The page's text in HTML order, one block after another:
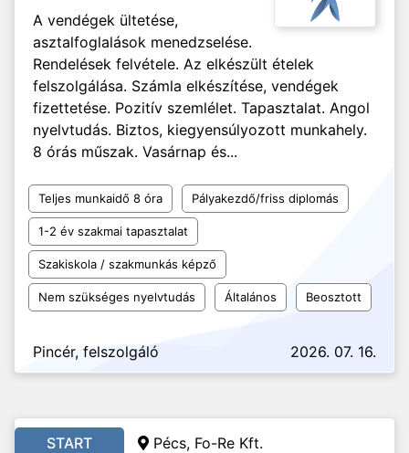
A vendégek ültetése,
asztalfoglalások menedzselése.
Rendelések felvétele. Az elkészült ételek
felszolgálása. Számla elkészítése, vendégek
fizettetése. Pozitív szemlélet. Tapasztalat. Angol
nyelvtudás. Biztos, kiegyensúlyozott munkahely.
8 órás műszak. Vasárnap és...
Teljes munkaidő 8 óra Pályakezdő/friss diplomás
1-2 év szakmai tapasztalat
Szakiskola / szakmunkás képző
Nem szükséges nyelvtudás Általános Beosztott
Pincér, felszolgáló 2026. 07. 16.
START Pécs, Fo-Re Kft.